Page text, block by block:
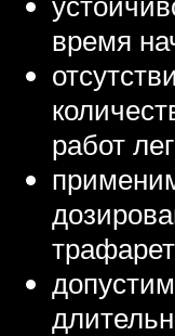
время
работ